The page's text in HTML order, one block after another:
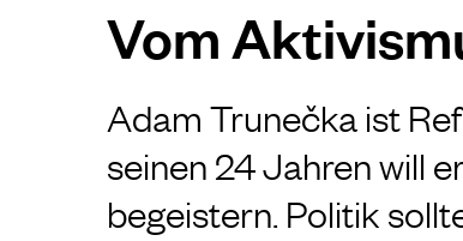
Vom
Adam Trunečka ist
seinen 24 Jahren will
begeistern. Politik